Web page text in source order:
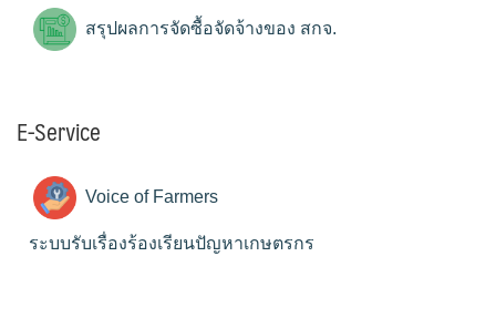
สรุปผลการจัดซื้อจัดจ้างของ สกจ.
E-Service
Voice of Farmers
ระบบรับเรื่องร้องเรียนปัญหาเกษตรกร